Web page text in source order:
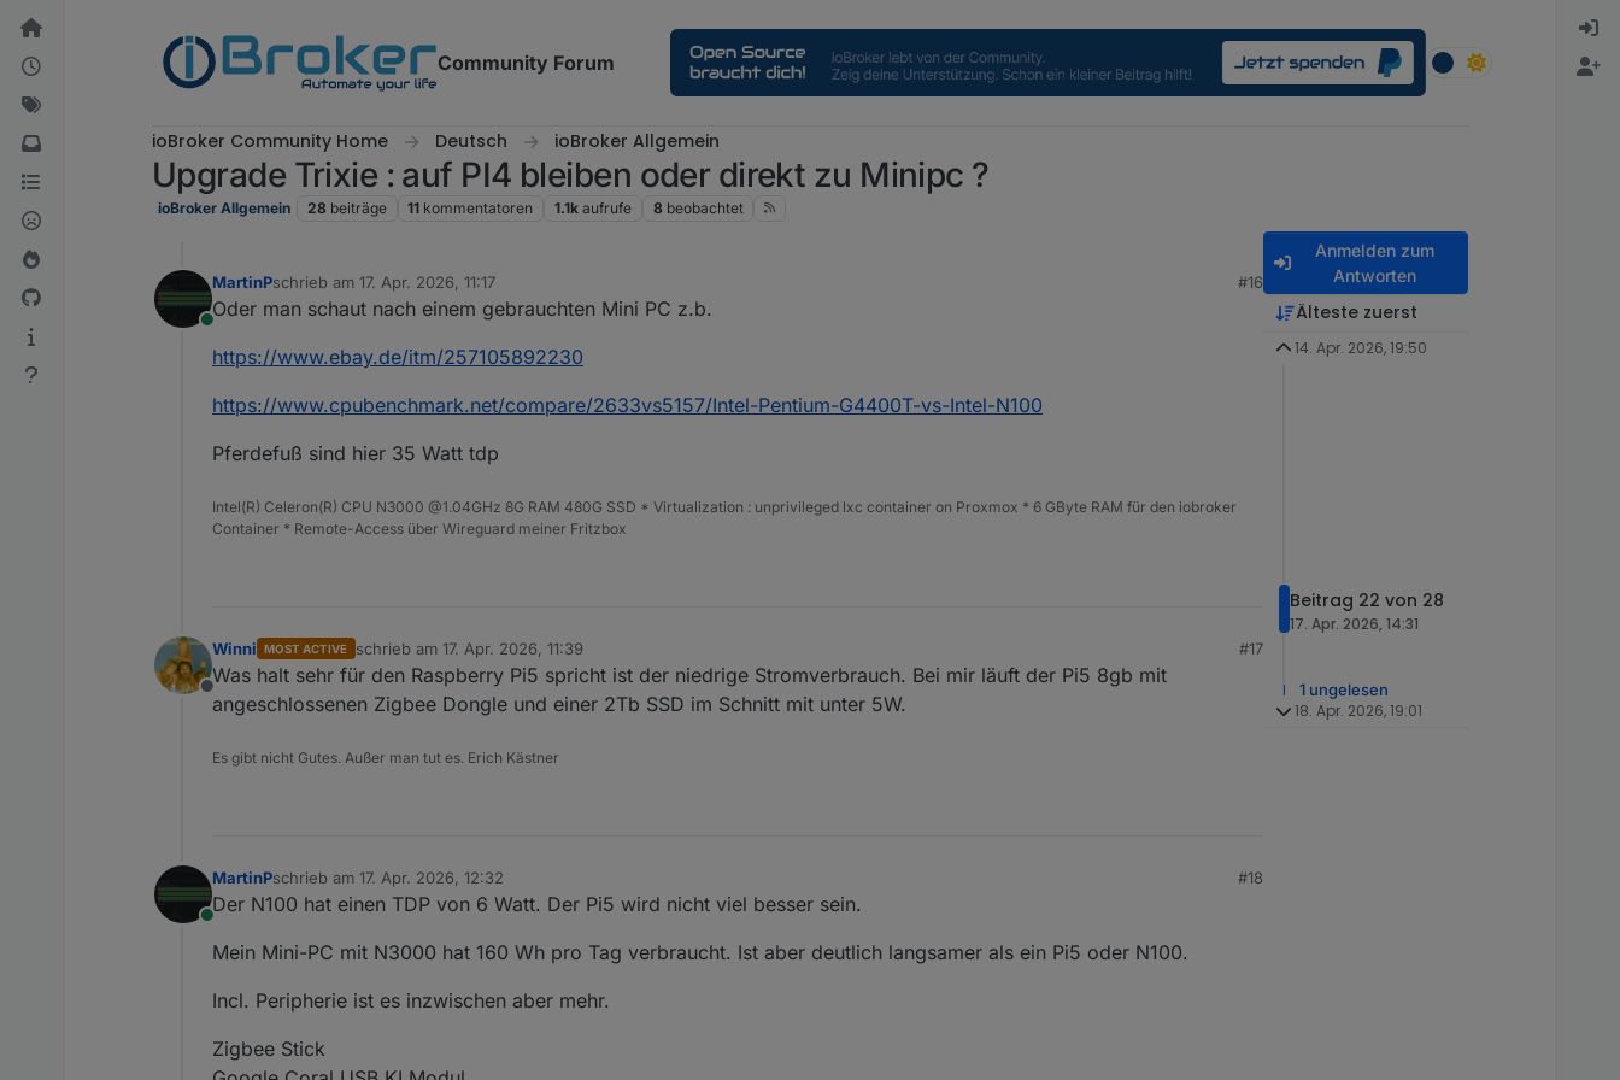
Weiter zum Inhalt
Community Forum
ioBroker Community Home Deutsch ioBroker Allgemein
Upgrade Trixie : auf PI4 bleiben oder direkt zu Minipc ?
ioBroker Allgemein 28 beiträge 11 kommentatoren 1.1k aufrufe 8 beobachtet
Online
MartinPschrieb am 17. Apr. 2026, 11:17
zuletzt editiert von
#16
Oder man schaut nach einem gebrauchten Mini PC z.b.
https://www.ebay.de/itm/257105892230
https://www.cpubenchmark.net/compare/2633vs5157/Intel-Pentium-G4400T-vs-Intel-N100
Pferdefuß sind hier 35 Watt tdp
Intel(R) Celeron(R) CPU N3000 @1.04GHz 8G RAM 480G SSD * Virtualization : unprivileged lxc container on Proxmox * 6 GByte RAM für den iobroker
Container * Remote-Access über Wireguard meiner Fritzbox
Offline
Winni MOST ACTIVE schrieb am 17. Apr. 2026, 11:39
zuletzt editiert von
#17
Was halt sehr für den Raspberry Pi5 spricht ist der niedrige Stromverbrauch. Bei mir läuft der Pi5 8gb mit
angeschlossenen Zigbee Dongle und einer 2Tb SSD im Schnitt mit unter 5W.
Es gibt nicht Gutes. Außer man tut es. Erich Kästner
Online
MartinPschrieb am 17. Apr. 2026, 12:32
zuletzt editiert von
#18
Der N100 hat einen TDP von 6 Watt. Der Pi5 wird nicht viel besser sein.
Mein Mini-PC mit N3000 hat 160 Wh pro Tag verbraucht. Ist aber deutlich langsamer als ein Pi5 oder N100.
Incl. Peripherie ist es inzwischen aber mehr.
Zigbee Stick
Anmelden zum
Antworten
Älteste zuerst
14. Apr. 2026, 19:50
Beitrag 22 von 28
17. Apr. 2026, 14:31
1 ungelesen
18. Apr. 2026, 19:01